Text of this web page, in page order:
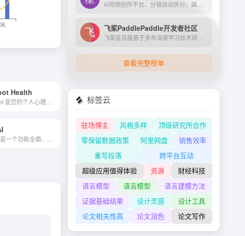
Health
飞桨PaddlePaddle开发者社区
查看完整榜单
标签云
驻场博主 风格多样
顶级研究所合作
零保留数据政策
阿里网盘
销售效率
重写段落
跨平台互动
超级应用值得体验
资源
财经科技
语言模型
语言模型
语言建模方法
证据基础结果
设计灵感
设计工具
论文相关性高
论文润色 论文写作